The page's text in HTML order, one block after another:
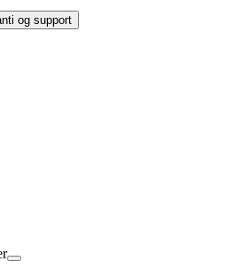
og support